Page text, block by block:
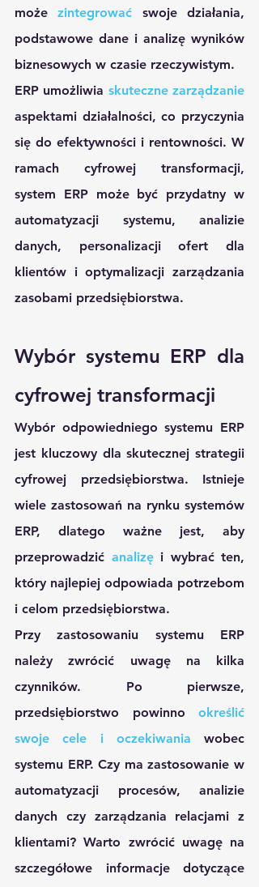
może zintegrować swoje działania,
podstawowe dane i analizę wyników
biznesowych w czasie rzeczywistym.
ERP umożliwia skuteczne zarządzanie
aspektami działalności, co przyczynia
się do efektywności i rentowności. W
ramach cyfrowej transformacji,
system ERP może być przydatny w
automatyzacji systemu, analizie
danych, personalizacji ofert dla
klientów i optymalizacji zarządzania
zasobami przedsiębiorstwa.
Wybór systemu ERP dla
cyfrowej transformacji
Wybór odpowiedniego systemu ERP
jest kluczowy dla skutecznej strategii
cyfrowej przedsiębiorstwa. Istnieje
wiele zastosowań na rynku systemów
ERP, dlatego ważne jest, aby
przeprowadzić analizę i wybrać ten,
który najlepiej odpowiada potrzebom
i celom przedsiębiorstwa.
Przy zastosowaniu systemu ERP
należy zwrócić uwagę na kilka
czynników. Po pierwsze,
przedsiębiorstwo powinno określić
swoje cele i oczekiwania wobec
systemu ERP. Czy ma zastosowanie w
automatyzacji procesów, analizie
danych czy zarządzania relacjami z
klientami? Warto zwrócić uwagę na
szczegółowe informacje dotyczące